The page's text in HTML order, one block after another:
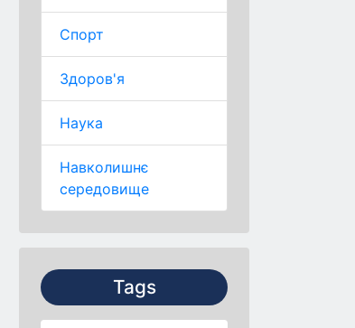
Спорт
Здоров'я
Наука
Навколишнє
середовище
Tags